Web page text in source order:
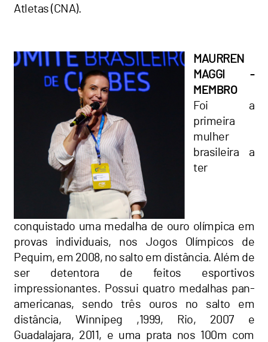
Atletas (CNA).
MAURREN
MAGGI
-
MEMBRO
Foi a
primeira
mulher
brasileira a
ter
conquistado uma medalha de ouro olímpica em
provas individuais, nos Jogos Olímpicos de
Pequim, em 2008, no salto em distância. Além de
ser detentora de feitos esportivos
impressionantes. Possui quatro medalhas pan-
americanas, sendo três ouros no salto em
distância, Winnipeg ,1999, Rio, 2007 e
Guadalajara, 2011, e uma prata nos 100m com